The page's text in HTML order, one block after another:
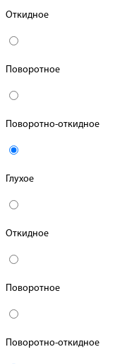
Откидное
Поворотное
Поворотно-откидное
Глухое
Откидное
Поворотное
Поворотно-откидное